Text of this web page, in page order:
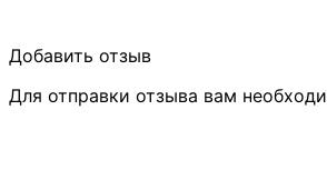
Добавить отзыв
Для отправки отзыва вам